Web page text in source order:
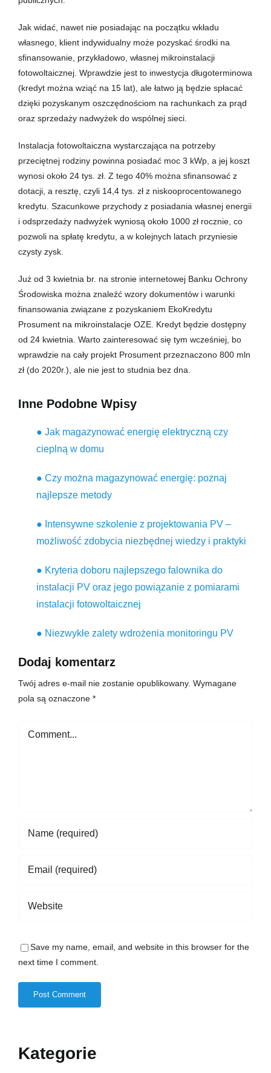
Jak widać, nawet nie posiadając na początku wkładu
własnego, klient indywidualny może pozyskać środki na
sfinansowanie, przykładowo, własnej mikroinstalacji
fotowoltaicznej. Wprawdzie jest to inwestycja długoterminowa
(kredyt można wziąć na 15 lat), ale łatwo ją będzie spłacać
dzięki pozyskanym oszczędnościom na rachunkach za prąd
oraz sprzedaży nadwyżek do wspólnej sieci.
Instalacja fotowoltaiczna wystarczająca na potrzeby
przeciętnej rodziny powinna posiadać moc 3 kWp, a jej koszt
wynosi około 24 tys. zł. Z tego 40% można sfinansować z
dotacji, a resztę, czyli 14,4 tys. zł z niskooprocentowanego
kredytu. Szacunkowe przychody z posiadania własnej energii
i odsprzedaży nadwyżek wyniosą około 1000 zł rocznie, co
pozwoli na spłatę kredytu, a w kolejnych latach przyniesie
czysty zysk.
Już od 3 kwietnia br. na stronie internetowej Banku Ochrony
Środowiska można znaleźć wzory dokumentów i warunki
finansowania związane z pozyskaniem EkoKredytu
Prosument na mikroinstalacje OZE. Kredyt będzie dostępny
od 24 kwietnia. Warto zainteresować się tym wcześniej, bo
wprawdzie na cały projekt Prosument przeznaczono 800 mln
zł (do 2020r.), ale nie jest to studnia bez dna.
Inne Podobne Wpisy
● Jak magazynować energię elektryczną czy
cieplną w domu
● Czy można magazynować energię: poznaj
najlepsze metody
● Intensywne szkolenie z projektowania PV –
możliwość zdobycia niezbędnej wiedzy i praktyki
● Kryteria doboru najlepszego falownika do
instalacji PV oraz jego powiązanie z pomiarami
instalacji fotowoltaicznej
● Niezwykłe zalety wdrożenia monitoringu PV
Dodaj komentarz
Twój adres e-mail nie zostanie opublikowany. Wymagane
pola są oznaczone *
Save my name, email, and website in this browser for the
next time I comment.
Kategorie